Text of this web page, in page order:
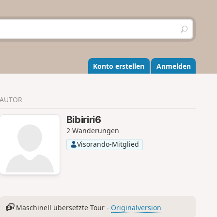
S
u
h
e
n
Konto erstellen Anmelden
AUTOR
Bibiriri6
2 Wanderungen
Visorando-Mitglied
Maschinell übersetzte Tour - Originalversion